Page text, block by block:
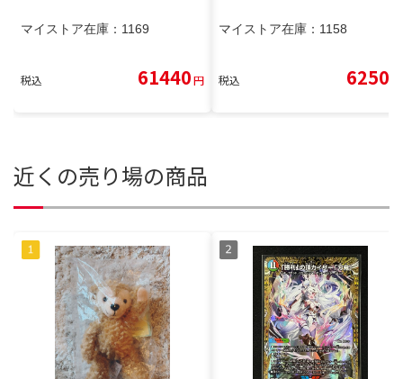
マイストア在庫： 1169
税込 61440円
マイストア在庫： 1158
税込 6250
近くの売り場の商品